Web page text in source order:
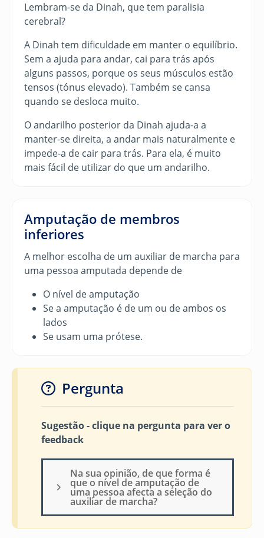
Lembram-se da Dinah, que tem paralisia
cerebral?
A Dinah tem dificuldade em manter o equilíbrio.
Sem a ajuda para andar, cai para trás após
alguns passos, porque os seus músculos estão
tensos (tónus elevado). Também se cansa
quando se desloca muito.
O andarilho posterior da Dinah ajuda-a a
manter-se direita, a andar mais naturalmente e
impede-a de cair para trás. Para ela, é muito
mais fácil de utilizar do que um andarilho.
Amputação de membros
inferiores
A melhor escolha de um auxiliar de marcha para
uma pessoa amputada depende de
O nível de amputação
Se a amputação é de um ou de ambos os
lados
Se usam uma prótese.
Pergunta
Sugestão - clique na pergunta para ver o
feedback
Na sua opinião, de que forma é
que o nível de amputação de
uma pessoa afecta a seleção do
auxiliar de marcha?